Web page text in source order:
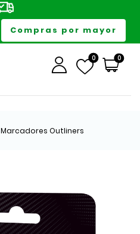
Compras por mayor
0 0
Marcadores Outliners